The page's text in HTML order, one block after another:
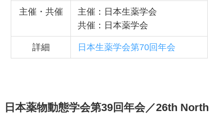
主催・共催
主催：日本生薬学会
共催：日本薬学会
詳細 日本生薬学会第70回年会
日本薬物動態学会第39回年会／26th North